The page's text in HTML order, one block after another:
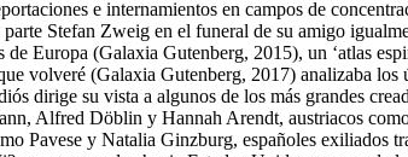
e internamientos en campos de
Stefan Zweig en el funeral de su amigo
Europa (Galaxia Gutenberg, 2015), un ‘atlas
volveré (Galaxia Gutenberg, 2017) analizaba
dirige su vista a algunos de los más grandes
Alfred Döblin y Hannah Arendt, austriacos
Pavese y Natalia Ginzburg, españoles